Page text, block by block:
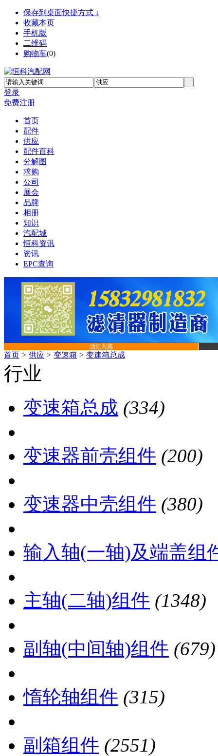
保存到桌面快捷方式 ↓
收藏本页
手机版
二维码
购物车(0)
登录
免费注册
首页
配件
供应
配件百科
分解图
求购
公司
展会
品牌
相册
知识
汽配城
恒科资讯
资讯
EPC查询
清河共腾
首页 > 供应 > 变速箱 > 变速箱总成
行业
变速箱总成 (334)
变速器前壳组件 (200)
变速器中壳组件 (380)
输入轴(一轴)及端盖组
主轴(二轴)组件 (1348)
副轴(中间轴)组件 (679)
惰轮轴组件 (315)
副箱组件 (2551)